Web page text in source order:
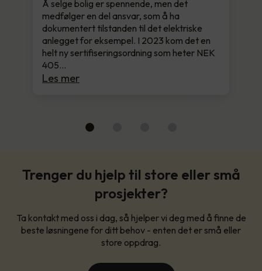
Å selge bolig er spennende, men det
medfølger en del ansvar, som å ha
dokumentert tilstanden til det elektriske
anlegget for eksempel. I 2023 kom det en
helt ny sertifiseringsordning som heter NEK
405…
Les mer
Trenger du hjelp til store eller små
prosjekter?
Ta kontakt med oss i dag, så hjelper vi deg med å finne de
beste løsningene for ditt behov - enten det er små eller
store oppdrag.